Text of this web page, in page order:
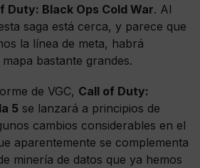
Duty: Black Ops Cold War. Al
saga está cerca, y parece que
la línea de meta, habrá
bastante grandes.
de VGC, Call of Duty:
5 se lanzará a principios de
cambios considerables en el
aparentemente se complementa
minería de datos que ya hemos